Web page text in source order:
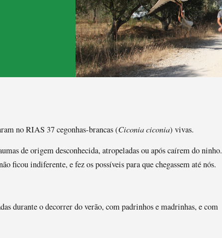
no RIAS 37 cegonhas-brancas (Ciconia ciconia) vivas.
de origem desconhecida, atropeladas ou após caírem do ninho.
ficou indiferente, e fez os possíveis para que chegassem até nós.
durante o decorrer do verão, com padrinhos e madrinhas, e com